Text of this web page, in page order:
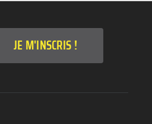
JE M'INSCRIS !